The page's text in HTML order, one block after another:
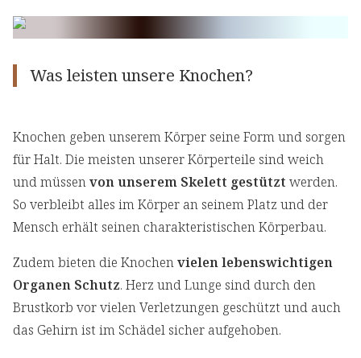
Ein Vitamin für die Knochen: Vitamin D
Ein wichtiger Baustein: Silicium
Was leisten unsere Knochen?
Knochen geben unserem Körper seine Form und sorgen
für Halt. Die meisten unserer Körperteile sind weich
und müssenvon unserem Skelett gestützt werden.
So verbleibt alles im Körper an seinem Platz und der
Mensch erhält seinen charakteristischen Körperbau.
Zudem bieten die Knochenvielen lebenswichtigen
Organen Schutz. Herz und Lunge sind durch den
Brustkorb vor vielen Verletzungen geschützt und auch
das Gehirn ist im Schädel sicher aufgehoben.